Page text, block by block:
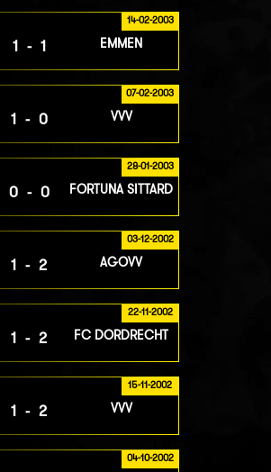
14-02-2003
1-1 EMMEN
07-02-2003
1-0 VVV
28-01-2003
0-0 FORTUNA SITTARD
03-12-2002
1-2 AGOVV
22-11-2002
1-2 FC DORDRECHT
15-11-2002
1-2 VVV
04-10-2002